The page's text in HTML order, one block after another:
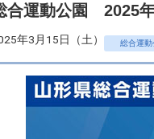
合運動公園 2025
年3月15日（土） 総合運動